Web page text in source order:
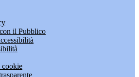
il Pubblico
cookie